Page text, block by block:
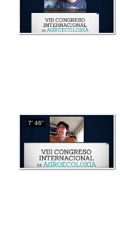
7' 46''